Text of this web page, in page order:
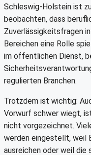
Schleswig-Holstein ist
beobachten, dass
Zuverlässigkeitsfragen
Bereichen eine Rolle
im öffentlichen Dienst,
regulierten Branchen.
Trotzdem ist wichtig:
Vorwurf schwer wiegt,
nicht vorgezeichnet.
werden eingestellt, weil
ausreichen oder weil